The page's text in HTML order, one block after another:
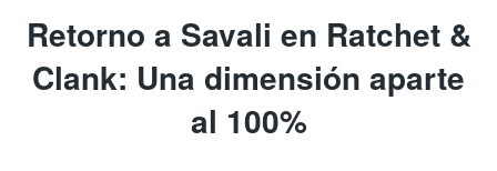
Retorno a Savali en Ratchet &
Clank: Una dimensión aparte
al 100%